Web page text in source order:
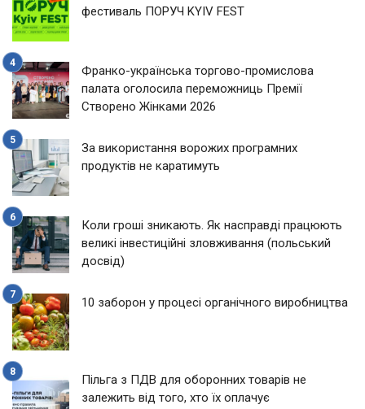
фестиваль ПОРУЧ KYIV FEST
Франко-українська торгово-промислова
палата оголосила переможниць Премії
Створено Жінками 2026
За використання ворожих програмних
продуктів не каратимуть
Коли гроші зникають. Як насправді працюють
великі інвестиційні зловживання (польський
досвід)
10 заборон у процесі органічного виробництва
Пільга з ПДВ для оборонних товарів не
залежить від того, хто їх оплачує